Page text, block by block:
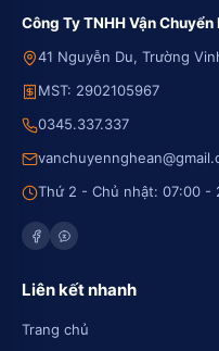
Công Ty TNHH Vận Chuyển
41 Nguyễn Du, Trường
MST: 2902105967
0345.337.337
Thứ 2 - Chủ nhật: 07:00 -
Liên kết nhanh
Trang chủ